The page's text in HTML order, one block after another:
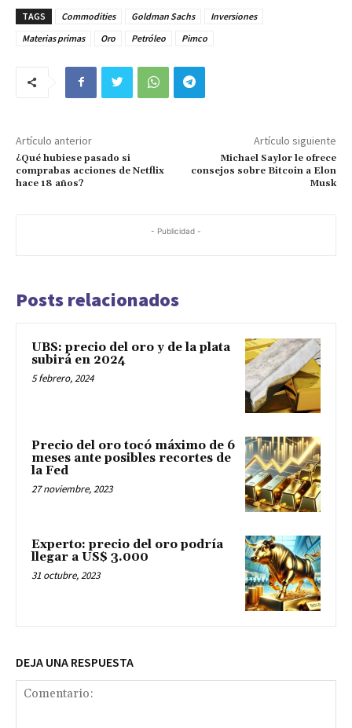
TAGS Commodities Goldman Sachs
Inversiones
Materias primas
Oro Petróleo Pimco
Artículo anterior
¿Qué hubiese pasado si
comprabas acciones de Netflix
hace 18 años?
Artículo siguiente
Michael Saylor le ofrece
consejos sobre Bitcoin a Elon
Musk
- Publicidad -
Posts relacionados
UBS: precio del oro y de la plata
subirá en 2024
5 febrero, 2024
Precio del oro tocó máximo de 6
meses ante posibles recortes de
la Fed
27 noviembre, 2023
Experto: precio del oro podría
llegar a US$ 3.000
31 octubre, 2023
DEJA UNA RESPUESTA